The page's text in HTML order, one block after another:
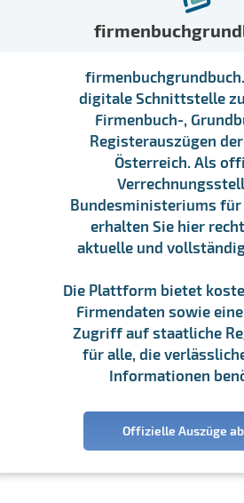
digitale Schnittstelle
Firmenbuch-,
Registerauszügen
Österreich. Als
Bundesministeriums für
erhalten Sie hier
aktuelle und
Die Plattform bietet
Firmendaten sowie
Zugriff auf staatliche
für alle, die
Informationen
Offizielle Auszüge